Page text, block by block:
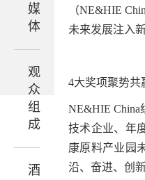
媒
体
观
众
组
成
酒
（NE&HIE
未来发展注入
4大奖项聚势共
NE&HIE
技术企业、年
康原料产业园
沿、奋进、创